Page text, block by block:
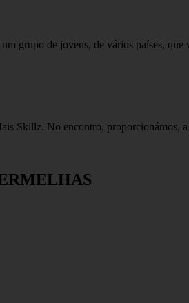
grupo de jovens, de vários países,
Skillz. No encontro, proporcionámos,